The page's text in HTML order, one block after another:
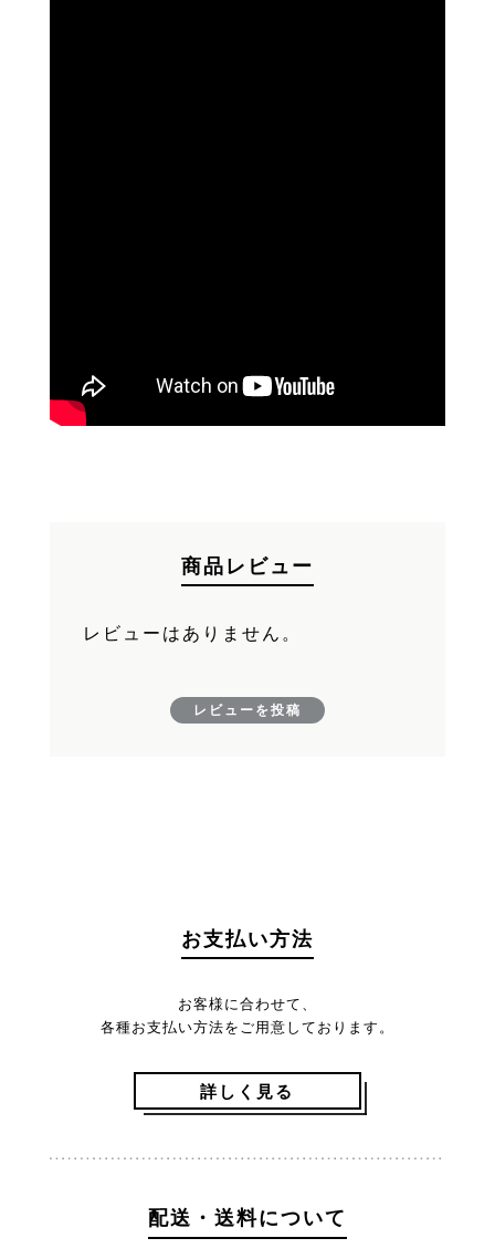
商品レビュー
レビューはありません。
レビューを投稿
お支払い方法
お客様に合わせて、
各種お支払い方法をご用意しております。
詳しく見る
配送・送料について